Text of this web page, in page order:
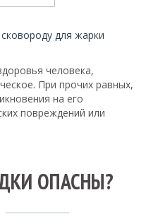
для жарки
человека,
При прочих равных,
на его
повреждений или
ОПАСНЫ?